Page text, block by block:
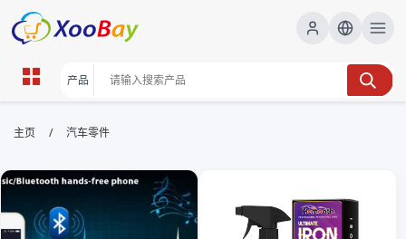
汽车零件 | XOOBAY B2B/B2C
汽车零件,选购, wholesale 汽车零件, XOOBAY
品牌型号兼容要点
主页 / 汽车零件